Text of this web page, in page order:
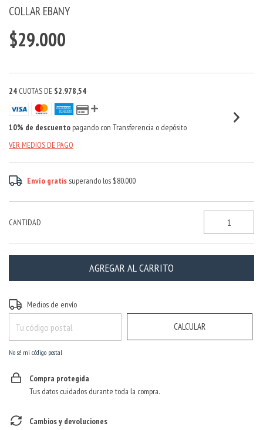
COLLAR EBANY
$29.000
24 CUOTAS DE $2.978,54
10% de descuento pagando con Transferencia o depósito
VER MEDIOS DE PAGO
Envío gratis superando los $80.000
CANTIDAD
Entregas para el CP:
Medios de envío
CALCULAR
No sé mi código postal
Compra protegida
Tus datos cuidados durante toda la compra.
Cambios y devoluciones